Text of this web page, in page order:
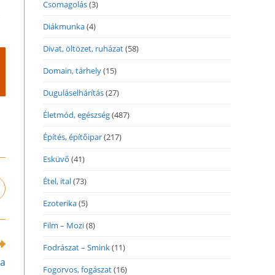
Csomagolás(3)
Diákmunka(4)
Divat, öltözet, ruházat(58)
Domain, tárhely(15)
Duguláselhárítás(27)
Életmód, egészség(487)
Építés, építőipar(217)
Esküvő (41)
Étel, ital(73)
Ezoterika(5)
Film – Mozi(8)
Fodrászat – Smink(11)
Fogorvos, fogászat(16)